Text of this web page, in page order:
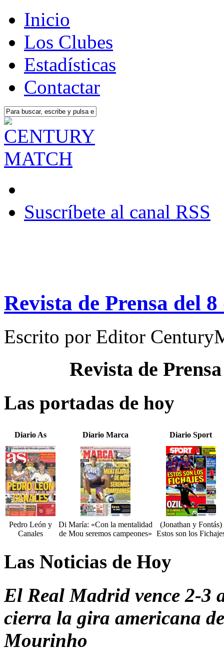
Inicio
Los Clubes
Estadísticas
Contactar
Suscríbete al canal RSS
Revista de Prensa del
Escrito por Editor
Revista de
Las portadas de hoy
Diario As Diario Marca Diario Sport
Pedro León y
Canales
Di María: «Con la mentalidad
de Mou seremos campeones»
(Jonathan y Fontás)
Estos son los
Las Noticias de Hoy
El Real Madrid vence 2-3
cierra la gira americana
Mourinho